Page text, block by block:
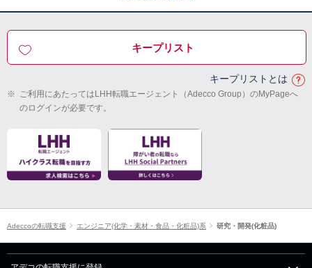
キープリスト
キープリストとは
※ ご利用にあたってはLHH転職エージェント（Adecco Group）のMyPageへ
のログインが必要です。
Adeccoの転職支援 エンジニア(化学・素材・食品・化粧品)系 研究・開発(化粧品)